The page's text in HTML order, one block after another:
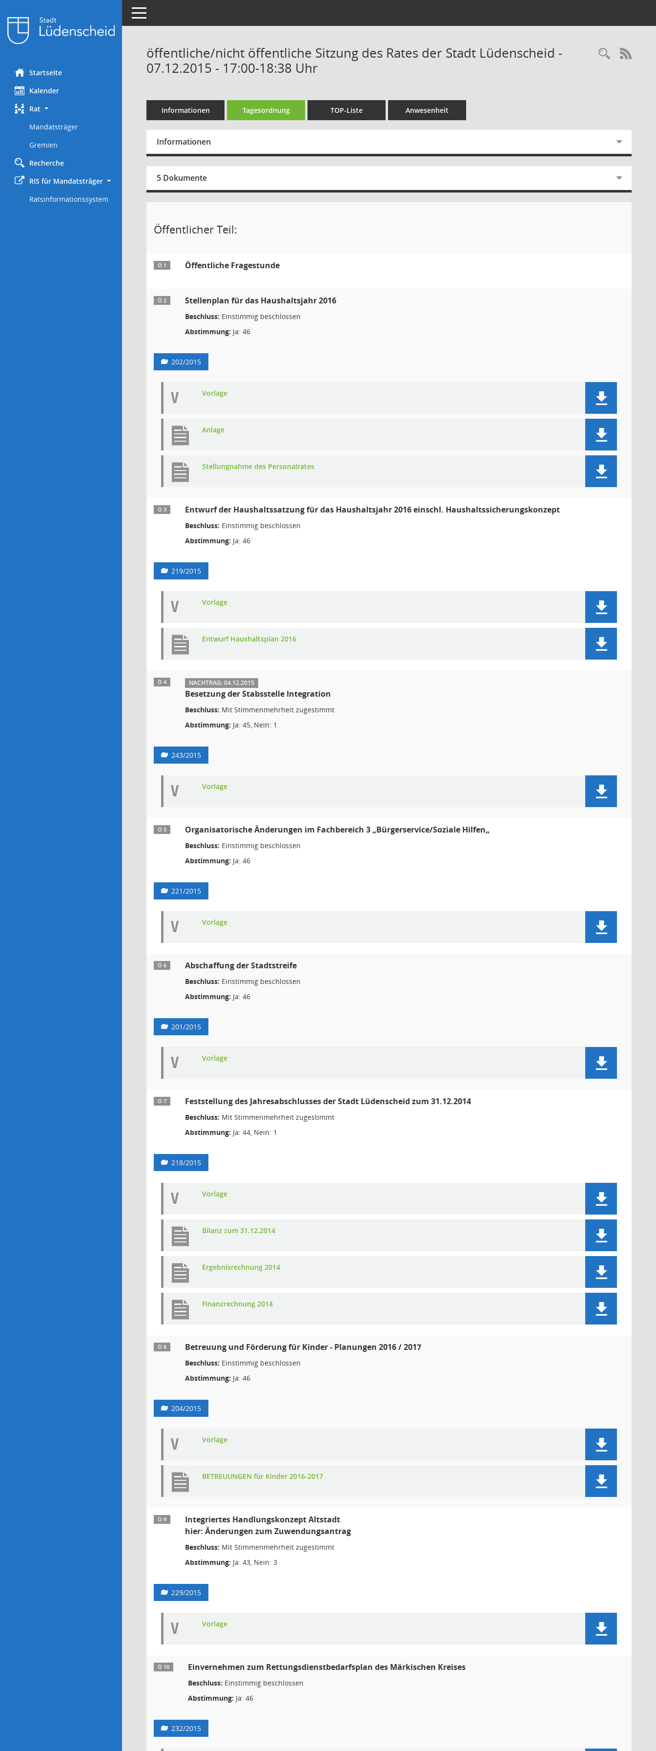
Startseite
Kalender
Rat
Mandatsträger
Gremien
Recherche
RIS für Mandatsträger
Ratsinformationssystem
Toggle navigation
öffentliche/nicht öffentliche Sitzung des Rates der Stadt Lüdenscheid -
07.12.2015 - 17:00-18:38 Uhr
Informationen Tagesordnung TOP-Liste Anwesenheit
Informationen
5 Dokumente
Öffentlicher Teil:
Ö 1 Öffentliche Fragestunde
Ö 2 Stellenplan für das Haushaltsjahr 2016
Beschluss: Einstimmig beschlossen
Abstimmung: Ja: 46
202/2015
V Vorlage
Anlage
Stellungnahme des Personalrates
Ö 3 Entwurf der Haushaltssatzung für das Haushaltsjahr 2016 einschl. Haushaltssicherungskonzept
Beschluss: Einstimmig beschlossen
Abstimmung: Ja: 46
219/2015
V Vorlage
Entwurf Haushaltsplan 2016
Ö 4 NACHTRAG: 04.12.2015
Besetzung der Stabsstelle Integration
Beschluss: Mit Stimmenmehrheit zugestimmt
Abstimmung: Ja: 45, Nein: 1
243/2015
V Vorlage
Ö 5 Organisatorische Änderungen im Fachbereich 3 „Bürgerservice/Soziale Hilfen„
Beschluss: Einstimmig beschlossen
Abstimmung: Ja: 46
221/2015
V Vorlage
Ö 6 Abschaffung der Stadtstreife
Beschluss: Einstimmig beschlossen
Abstimmung: Ja: 46
201/2015
V Vorlage
Ö 7 Feststellung des Jahresabschlusses der Stadt Lüdenscheid zum 31.12.2014
Beschluss: Mit Stimmenmehrheit zugestimmt
Abstimmung: Ja: 44, Nein: 1
218/2015
V Vorlage
Bilanz zum 31.12.2014
Ergebnisrechnung 2014
Finanzrechnung 2014
Ö 8 Betreuung und Förderung für Kinder - Planungen 2016 / 2017
Beschluss: Einstimmig beschlossen
Abstimmung: Ja: 46
204/2015
V Vorlage
BETREUUNGEN für Kinder 2016-2017
Ö 9
Integriertes Handlungskonzept Altstadt
hier: Änderungen zum Zuwendungsantrag
Beschluss: Mit Stimmenmehrheit zugestimmt
Abstimmung: Ja: 43, Nein: 3
229/2015
V Vorlage
Ö 10 Einvernehmen zum Rettungsdienstbedarfsplan des Märkischen Kreises
Beschluss: Einstimmig beschlossen
Abstimmung: Ja: 46
232/2015